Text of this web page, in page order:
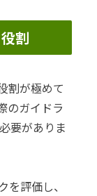
割
割が極めて
のガイドラ
要がありま
を評価し、